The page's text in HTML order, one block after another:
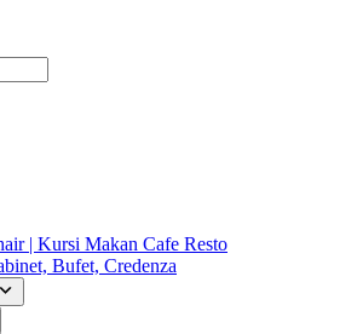
| Kursi Makan Cafe Resto
Bufet, Credenza